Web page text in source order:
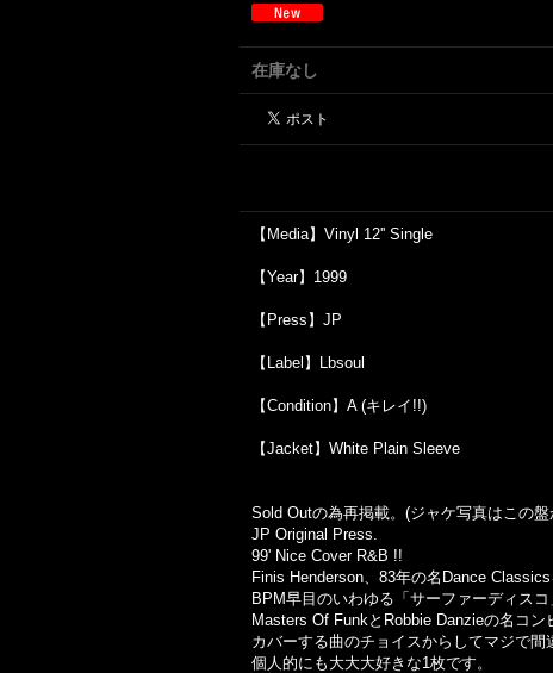
在庫なし
【Media】Vinyl 12'' Single
【Year】1999
【Press】JP
【Label】Lbsoul
【Condition】A (キレイ!!)
【Jacket】White Plain Sleeve
Sold Outの為再掲載。(ジャケ写真はこの
JP Original Press.
99' Nice Cover R&B !!
Finis Henderson、83年の名Dance Classics
BPM早目のいわゆる「サーファーディス
Masters Of FunkとRobbie Danzieの名コン
カバーする曲のチョイスからしてマジで間
個人的にも大大大好きな1枚です。